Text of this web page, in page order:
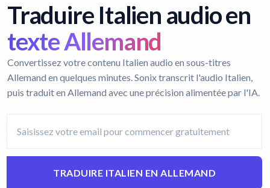
Traduire Italien audio en
texte Allemand
Convertissez votre contenu Italien audio en sous-titres
Allemand en quelques minutes. Sonix transcrit l'audio Italien,
puis traduit en Allemand avec une précision alimentée par l'IA.
TRADUIRE ITALIEN EN ALLEMAND